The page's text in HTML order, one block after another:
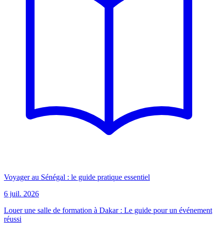
Voyager au Sénégal : le guide pratique essentiel
6 juil. 2026
Louer une salle de formation à Dakar : Le guide pour un événement
réussi